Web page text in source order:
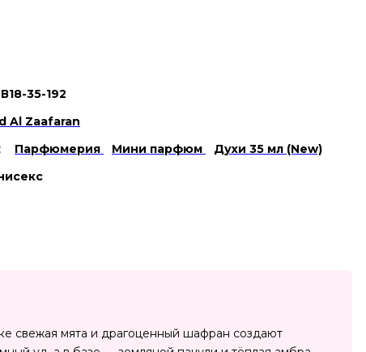
35-192
Al Zaafaran
Парфюмерия Мини парфюм
Духи 35 мл (New)
свежая мята и драгоценный шафран создают